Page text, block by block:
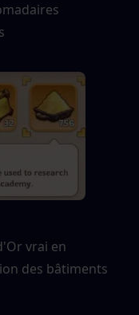
vrai en
des bâtiments